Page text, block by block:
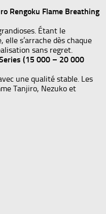
Rengoku Flame Breathing
Étant le
elle s’arrache dès chaque
sans regret.
(15 000 – 20 000
une qualité stable. Les
Tanjiro, Nezuko et